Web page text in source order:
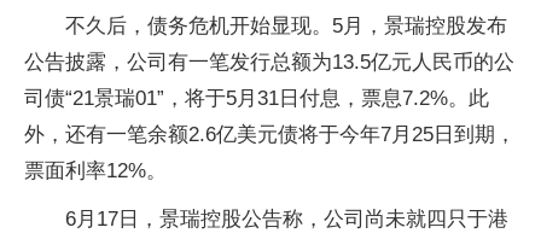
不久后，债务危机开始显现。5月，景瑞控股发布
公告披露，公司有一笔发行总额为13.5亿元人民币的公
司债“21景瑞01”，将于5月31日付息，票息7.2%。此
外，还有一笔余额2.6亿美元债将于今年7月25日到期，
票面利率12%。
6月17日，景瑞控股公告称，公司尚未就四只于港